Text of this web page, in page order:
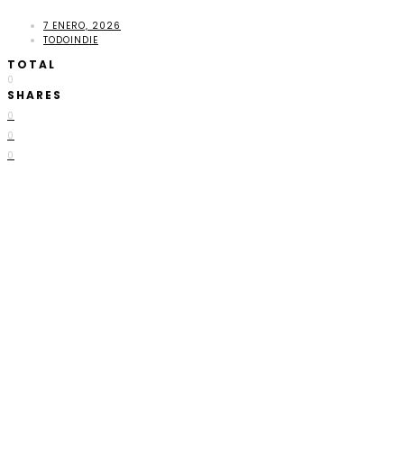
7 ENERO, 2026
TODOINDIE
TOTAL
0
SHARES
0
0
0